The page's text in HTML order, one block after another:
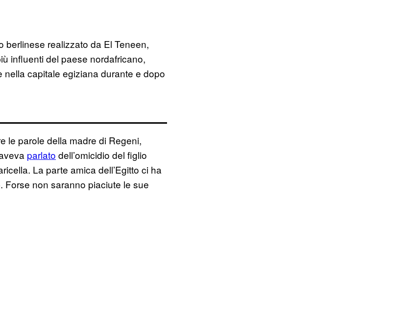
berlinese realizzato da El Teneen,
influenti del paese nordafricano,
capitale egiziana durante e dopo
le parole della madre di Regeni,
parlato dell’omicidio del figlio
La parte amica dell’Egitto ci ha
Forse non saranno piaciute le sue